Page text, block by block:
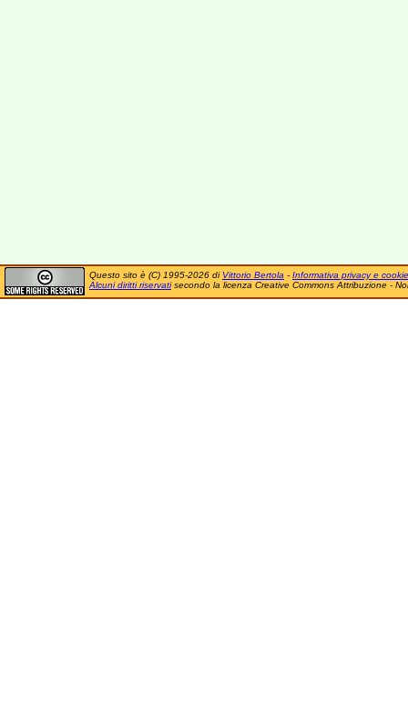
Questo sito è (C) 1995-2026 di Vittorio Bertola - Informativa privacy e cookie
Alcuni diritti riservatisecondo la licenza Creative Commons Attribuzione -